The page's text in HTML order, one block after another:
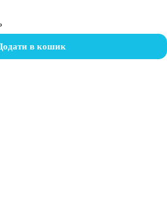
в кошик